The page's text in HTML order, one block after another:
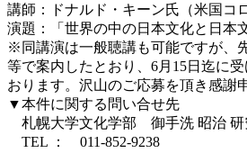
講師：ドナルド・キーン氏（米国コ
演題：「世界の中の日本文化と日本
※同講演は一般聴講も可能ですが、先
等で案内したとおり、6月15日迄に
おります。沢山のご応募を頂き感謝
▼本件に関する問い合せ先
札幌大学文化学部 御手洗 昭治 研
TEL ： 011-852-9238